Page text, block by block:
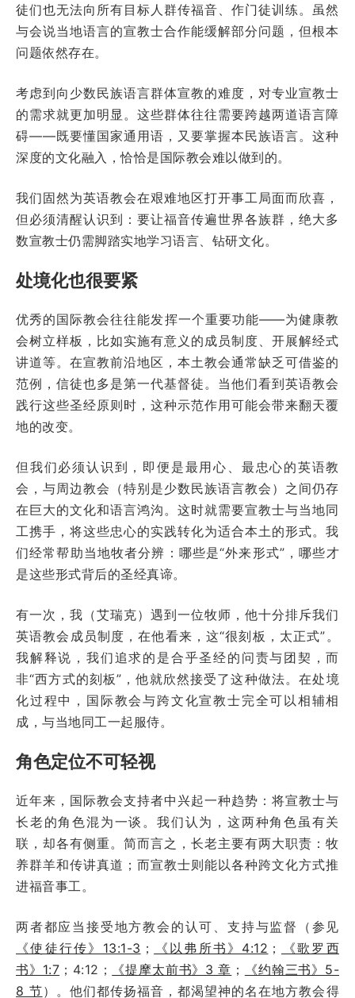
徒们也无法向所有目标人群传福音、作门徒训练。虽然
与会说当地语言的宣教士合作能缓解部分问题，但根本
问题依然存在。
考虑到向少数民族语言群体宣教的难度，对专业宣教士
的需求就更加明显。这些群体往往需要跨越两道语言障
碍——既要懂国家通用语，又要掌握本民族语言。这种
深度的文化融入，恰恰是国际教会难以做到的。
我们固然为英语教会在艰难地区打开事工局面而欣喜，
但必须清醒认识到：要让福音传遍世界各族群，绝大多
数宣教士仍需脚踏实地学习语言、钻研文化。
处境化也很要紧
优秀的国际教会往往能发挥一个重要功能——为健康教
会树立样板，比如实施有意义的成员制度、开展解经式
讲道等。在宣教前沿地区，本土教会通常缺乏可借鉴的
范例，信徒也多是第一代基督徒。当他们看到英语教会
践行这些圣经原则时，这种示范作用可能会带来翻天覆
地的改变。
但我们必须认识到，即便是最用心、最忠心的英语教
会，与周边教会（特别是少数民族语言教会）之间仍存
在巨大的文化和语言鸿沟。这时就需要宣教士与当地同
工携手，将这些忠心的实践转化为适合本土的形式。我
们经常帮助当地牧者分辨：哪些是“外来形式”，哪些才
是这些形式背后的圣经真谛。
有一次，我（艾瑞克）遇到一位牧师，他十分排斥我们
英语教会成员制度，在他看来，这“很刻板，太正式”。
我解释说，我们追求的是合乎圣经的问责与团契，而
非“西方式的刻板”，他就欣然接受了这种做法。在处境
化过程中，国际教会与跨文化宣教士完全可以相辅相
成，与当地同工一起服侍。
角色定位不可轻视
近年来，国际教会支持者中兴起一种趋势：将宣教士与
长老的角色混为一谈。我们认为，这两种角色虽有关
联，却各有侧重。简而言之，长老主要有两大职责：牧
养群羊和传讲真道；而宣教士则能以各种跨文化方式推
进福音事工。
两者都应当接受地方教会的认可、支持与监督（参见
《使徒行传》13:1-3 ； 《以弗所书》4:12 ；
《歌罗西
书》1:7 ；4:12； 《提摩太前书》3 章 ；
《约翰三书》5-
8 节）。他们都传扬福音，都渴望神的名在地方教会得